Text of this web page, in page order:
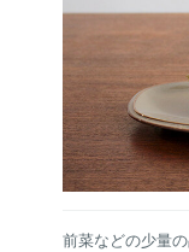
前菜などの少量